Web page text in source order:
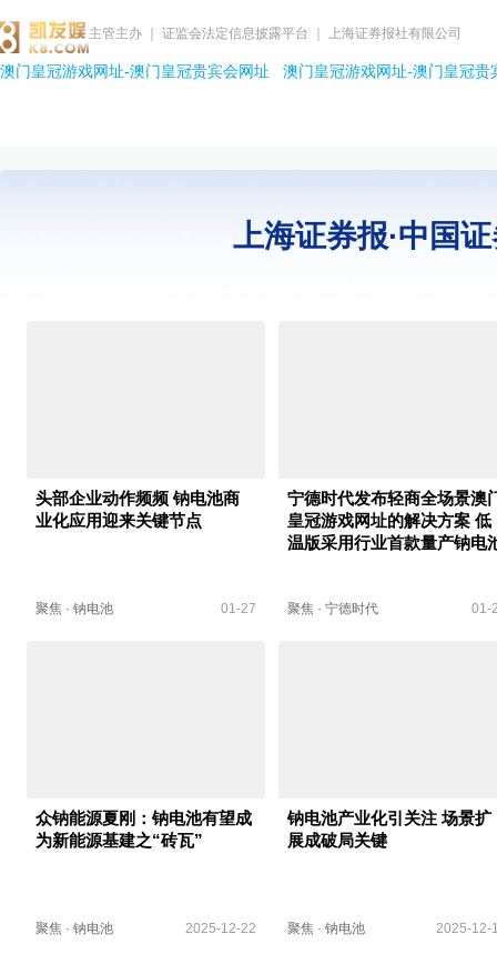
主管主办 ｜ 证监会法定信息披露平台 ｜ 上海证券报社有限公司
澳门皇冠游戏网址-澳门皇冠贵宾会网址 澳门皇冠游戏网址-澳门皇冠贵
上海证券报·中国
头部企业动作频频 钠电池商
业化应用迎来关键节点
聚焦 · 钠电池 01-27
宁德时代发布轻商全场景澳
皇冠游戏网址的解决方案 低
温版采用行业首款量产钠电
聚焦 · 宁德时代 01-
众钠能源夏刚：钠电池有望成
为新能源基建之“砖瓦”
聚焦 · 钠电池 2025-12-22
钠电池产业化引关注 场景扩
展成破局关键
聚焦 · 钠电池 2025-12-